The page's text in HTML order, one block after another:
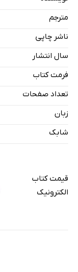
مترجم
ناشر چاپی
سال انتشار
فرمت کتاب
تعداد صفحات
زبان
شابک
قیمت کتاب
الکترونیک